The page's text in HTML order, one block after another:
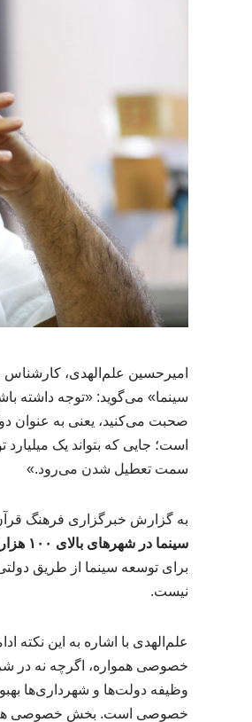
سینما» می‌گوید: «توجه داشته
صحبت می‌کنید، یعنی به
است؛ جایی که بتواند یک
سمت تعطیل شدن می‌رود.»
به گزارش خبرگزاری فرهنگ
سینما در شهرهای بالای ۱۰۰ هزار نفر جمعیت و فاقد سینما
برای توسعه سینما از طریق
نیست.
علم‌الهدی با اشاره به این
خصوصی همواره، اگرچه نه در
وظیفه دولت‌ها و شهرداری‌ها
خصوصی است. بخش خصوصی هرچه‌